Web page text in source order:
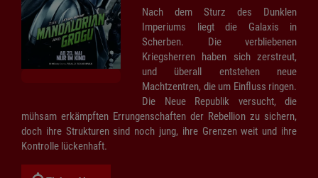
Nach dem Sturz des Dunklen
Imperiums liegt die Galaxis in
Scherben. Die verbliebenen
Kriegsherren haben sich zerstreut,
und überall entstehen neue
Machtzentren, die um Einfluss ringen.
Die Neue Republik versucht, die
mühsam erkämpften Errungenschaften der Rebellion zu sichern,
doch ihre Strukturen sind noch jung, ihre Grenzen weit und ihre
Kontrolle lückenhaft.